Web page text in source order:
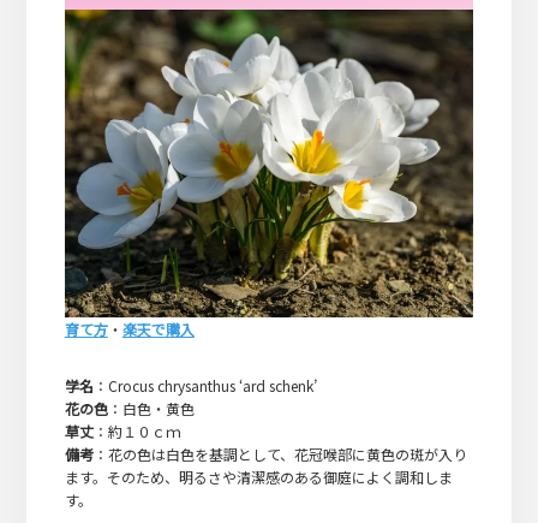
育て方・ 楽天で購入
学名 ：Crocus chrysanthus ‘ard schenk’
花の色：白色・黄色
草丈：約１０ｃｍ
備考：花の色は白色を基調として、花冠喉部に黄色の斑が入り
ます。そのため、明るさや清潔感のある御庭によく調和しま
す。